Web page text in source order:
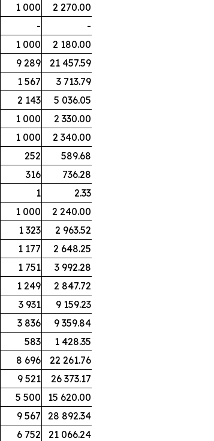
1 000
2 270.00
-
-
1 000
2 180.00
9 289
21 457.59
1 567
3 713.79
2 143
5 036.05
1 000
2 330.00
1 000
2 340.00
252
589.68
316
736.28
1
2.33
1 000
2 240.00
1 323
2 963.52
1 177
2 648.25
1 751
3 992.28
1 249
2 847.72
3 931
9 159.23
3 836
9 359.84
583
1 428.35
8 696
22 261.76
9 521
26 373.17
5 500
15 620.00
9 567
28 892.34
6 752
21 066.24